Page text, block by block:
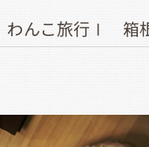
】わんこ旅行Ⅰ 箱